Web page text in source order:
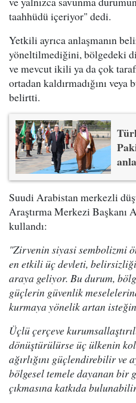
taahhüdü içeriyor" dedi.
Yetkili ayrıca anlaşmanın
yöneltilmediğini, bölgedeki
ve mevcut ikili ya da çok
ortadan kaldırmadığını veya
belirtti.
Suudi Arabistan merkezli
Araştırma Merkezi Başkanı
kullandı:
"Zirvenin siyasi sembolizmi
en etkili üç devleti,
araya geliyor. Bu durum,
güçlerin güvenlik
kurmaya yönelik artan
Üçlü çerçeve
dönüştürülürse üç ülkenin
ağırlığını güçlendirebilir ve
bölgesel temele dayanan
çıkmasına katkıda